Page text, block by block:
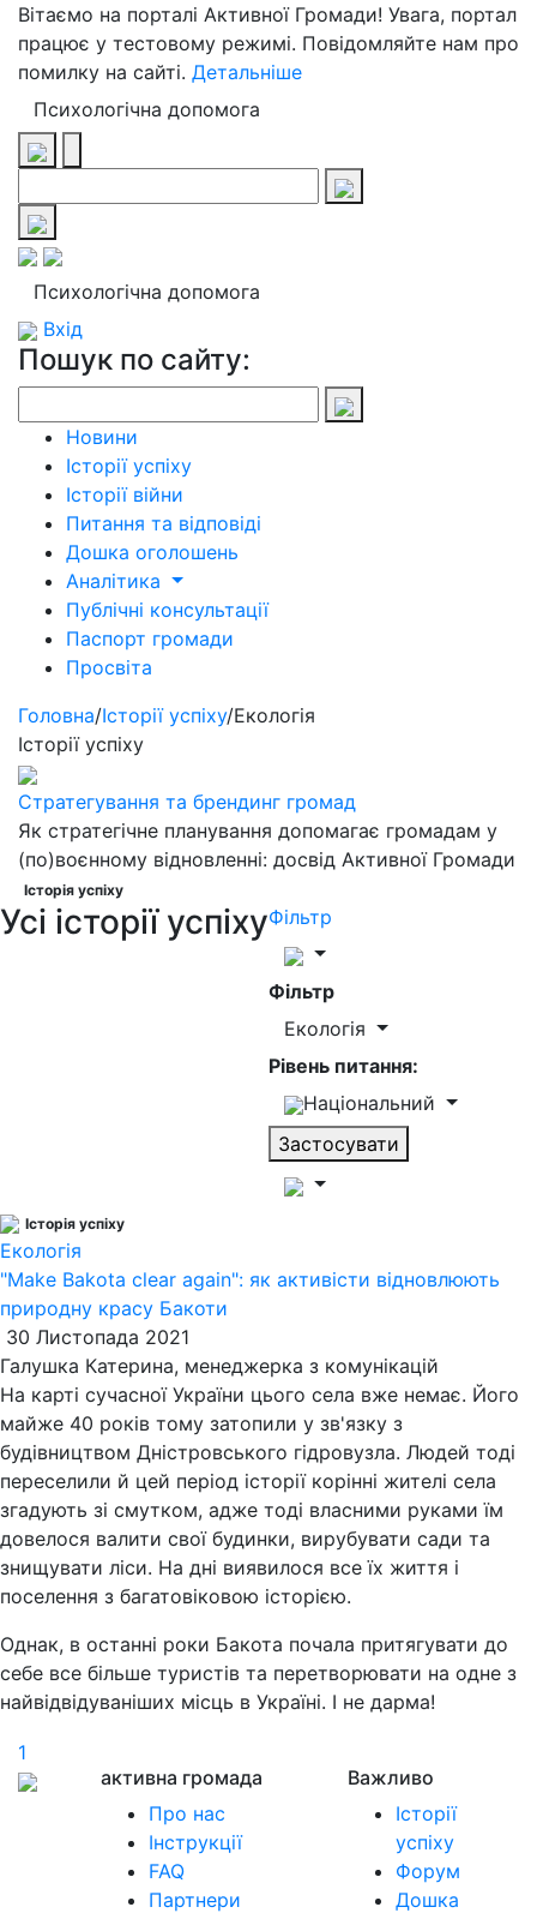
Вітаємо на порталі Активної Громади! Увага, портал
працює у тестовому режимі. Повідомляйте нам про
помилку на сайті. Детальніше
Психологічна допомога
Психологічна допомога
Вхід
Пошук по сайту:
Новини
Історії успіху
Історії війни
Питання та відповіді
Дошка оголошень
Аналітика
Публічні консультації
Паспорт громади
Просвіта
Головна/Історії успіху/Екологія
Історії успіху
Стратегування та брендинг громад
Як стратегічне планування допомагає громадам у
(по)воєнному відновленні: досвід Активної Громади
Історія успіху
Усі історії успіхуФільтр
Фільтр
Екологія
Рівень питання:
Національний
Застосувати
Історія успіху
Екологія
"Make Bakota clear again": як активісти відновлюють
природну красу Бакоти
30 Листопада 2021
Галушка Катерина, менеджерка з комунікацій
На карті сучасної України цього села вже немає. Його
майже 40 років тому затопили у зв'язку з
будівництвом Дністровського гідровузла. Людей тоді
переселили й цей період історії корінні жителі села
згадують зі смутком, адже тоді власними руками їм
довелося валити свої будинки, вирубувати сади та
знищувати ліси. На дні виявилося все їх життя і
поселення з багатовіковою історією.
Однак, в останні роки Бакота почала притягувати до
себе все більше туристів та перетворювати на одне з
найвідвідуваніших місць в Україні. І не дарма!
1
активна громада
Про нас
Інструкції
FAQ
Партнери
Важливо
Історії
успіху
Форум
Дошка